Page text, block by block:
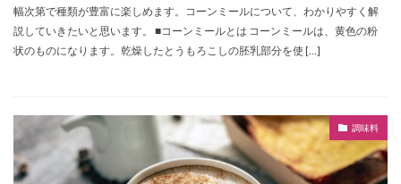
幅次第で種類が豊富に楽しめます。コーンミールについて、わかりやすく解
説していきたいと思います。 ■コーンミールとは コーンミールは、黄色の粉
状のものになります。乾燥したとうもろこしの胚乳部分を使 […]
調味料